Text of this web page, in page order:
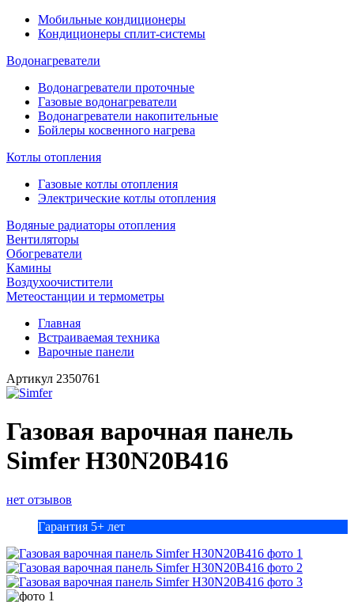
Мобильные кондиционеры
Кондиционеры сплит-системы
Водонагреватели
Водонагреватели проточные
Газовые водонагреватели
Водонагреватели накопительные
Бойлеры косвенного нагрева
Котлы отопления
Газовые котлы отопления
Электрические котлы отопления
Водяные радиаторы отопления
Вентиляторы
Обогреватели
Камины
Воздухоочистители
Метеостанции и термометры
Главная
Встраиваемая техника
Варочные панели
Артикул 2350761
Газовая варочная панель
Simfer H30N20B416
нет отзывов
Гарантия 5+ лет